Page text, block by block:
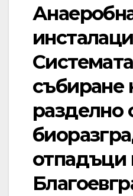
събиране
разделно
отпадъци